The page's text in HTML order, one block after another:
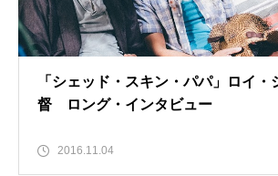
「シェッド・スキン・パパ」ロイ・
督 ロング・インタビュー
2016.11.04